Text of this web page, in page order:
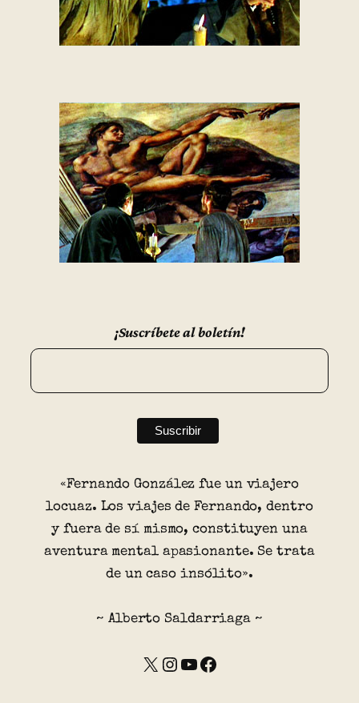
¡Suscríbete al boletín!
«Fernando González fue un viajero
locuaz. Los viajes de Fernando, dentro
y fuera de sí mismo, constituyen una
aventura mental apasionante. Se trata
de un caso insólito».
~ Alberto Saldarriaga ~
X Instagram YouTube Facebook